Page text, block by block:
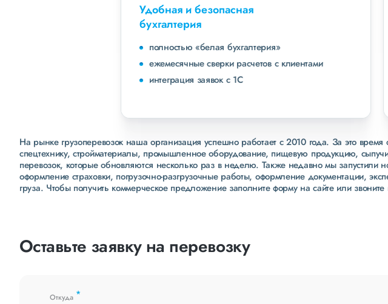
Удобная и безопасная
полностью «белая бухгалтерия»
ежемесячные сверки расчетов с клиентами
интеграция заявок с 1С
страхование
000 000 рублей
ведущие
собственная
На рынке грузоперевозок наша организация успешно работает с 2010 года. За это
спецтехнику, стройматериалы, промышленное оборудование, пищевую продукцию,
перевозок, которые обновляются несколько раз в неделю. Также недавно мы запустили
оформление страховки, погрузочно-разгрузочные работы, оформление документации,
груза. Чтобы получить коммерческое предложение заполните форму на сайте или
Оставьте заявку на перевозку
Откуда *